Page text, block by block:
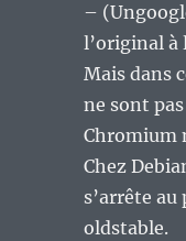
–
l’original à
Mais dans
ne sont
Chromium
Chez
s’arrête
oldstable.